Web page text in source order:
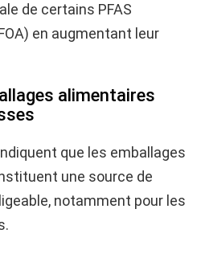
de certains PFAS
en augmentant leur
alimentaires
que les emballages
une source de
notamment pour les